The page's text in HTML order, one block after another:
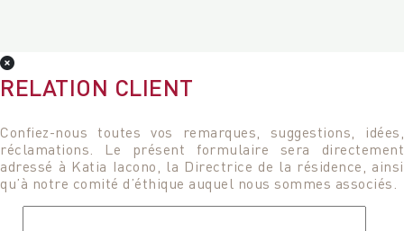
RELATION CLIENT
Confiez-nous toutes vos remarques, suggestions, idées,
réclamations. Le présent formulaire sera directement
adressé à Katia Iacono, la Directrice de la résidence, ainsi
qu’à notre comité d’éthique auquel nous sommes associés.